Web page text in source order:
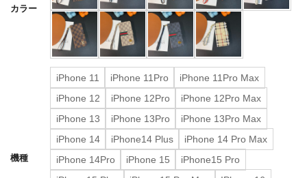
カラー
機種
iPhone 11 iPhone 11Pro
iPhone 11Pro Max
iPhone 12
iPhone 12Pro
iPhone 12Pro Max
iPhone 13
iPhone 13Pro
iPhone 13Pro Max
iPhone 14
iPhone14 Plus
iPhone 14 Pro Max
iPhone 14Pro
iPhone 15
iPhone15 Pro